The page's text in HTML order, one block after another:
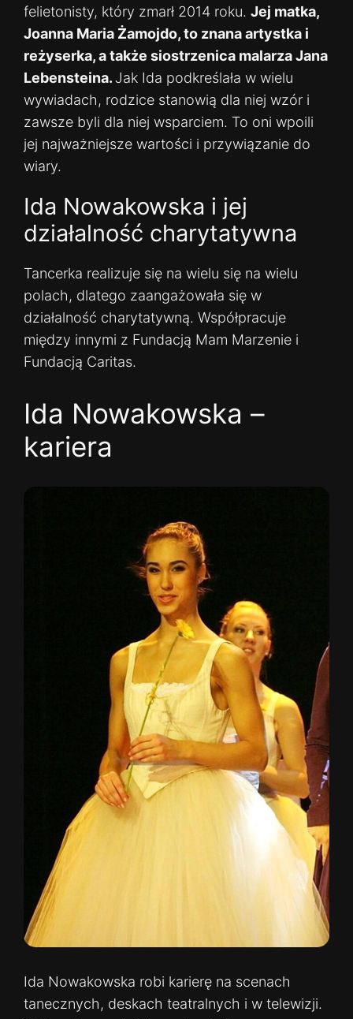
felietonisty, który zmarł 2014 roku. Jej matka,
Joanna Maria Żamojdo, to znana artystka i
reżyserka, a także siostrzenica malarza Jana
Lebensteina. Jak Ida podkreślała w wielu
wywiadach, rodzice stanowią dla niej wzór i
zawsze byli dla niej wsparciem. To oni wpoili
jej najważniejsze wartości i przywiązanie do
wiary.
Ida Nowakowska i jej
działalność charytatywna
Tancerka realizuje się na wielu się na wielu
polach, dlatego zaangażowała się w
działalność charytatywną. Współpracuje
między innymi z Fundacją Mam Marzenie i
Fundacją Caritas.
Ida Nowakowska –
kariera
Ida Nowakowska robi karierę na scenach
tanecznych, deskach teatralnych i w telewizji.